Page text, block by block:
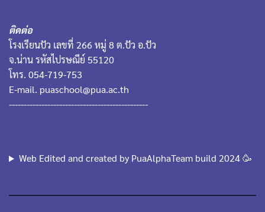
ติดต่อ
โรงเรียนปัว เลขที่ 266 หมู่ 8 ต.ปัว อ.ปัว
จ.น่าน รหัสไปรษณีย์ 55120
โทร. 054-719-753
E-mail. puaschool@pua.ac.th
-----------------------------------------------
Web Edited and created by PuaAlphaTeam build 2024 🥳